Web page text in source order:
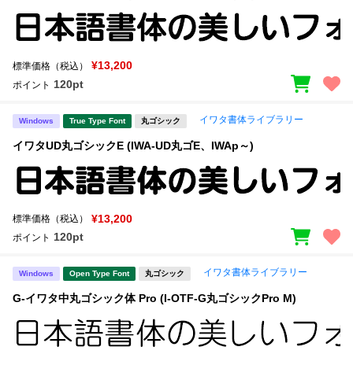
標準価格（税込） ¥13,200
ポイント 120pt
Windows True Type Font 丸ゴシック イワタ書体ライブラリー
イワタUD丸ゴシックE (IWA-UD丸ゴE、IWAp～)
標準価格（税込） ¥13,200
ポイント 120pt
Windows Open Type Font 丸ゴシック イワタ書体ライブラリー
G-イワタ中丸ゴシック体 Pro (I-OTF-G丸ゴシックPro M)